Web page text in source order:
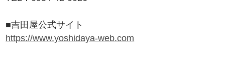
■吉田屋公式サイト
https://www.yoshidaya-web.com